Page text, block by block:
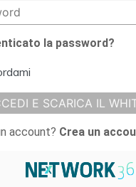
la password?
E SCARICA IL
account? Crea un